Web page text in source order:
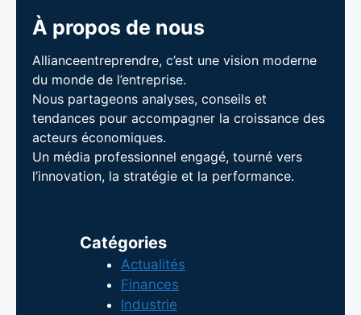
À propos de nous
Allianceentreprendre, c’est une vision moderne
du monde de l’entreprise.
Nous partageons analyses, conseils et
tendances pour accompagner la croissance des
acteurs économiques.
Un média professionnel engagé, tourné vers
l’innovation, la stratégie et la performance.
Catégories
Actualités
Finances
Industrie